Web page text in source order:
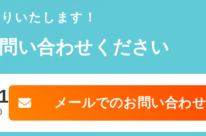
いたします！
い合わせください
メールでのお問い合わせ